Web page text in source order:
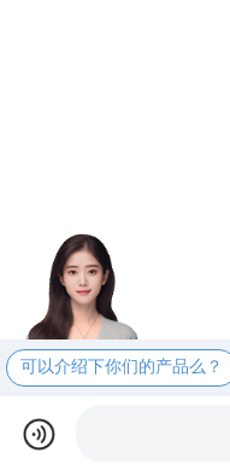
可以介绍下你们的产品么？